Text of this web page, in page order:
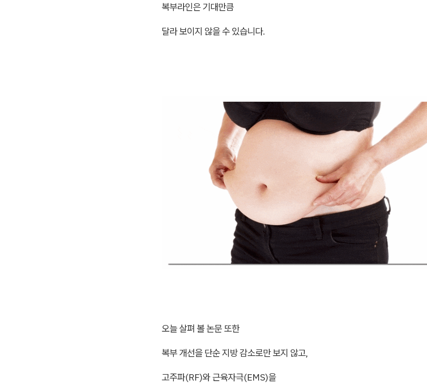
복부라인은 기대만큼
달라 보이지 않을 수 있습니다.
오늘 살펴 볼 논문 또한
복부 개선을 단순 지방 감소로만 보지 않고,
고주파(RF)와 근육자극(EMS)을